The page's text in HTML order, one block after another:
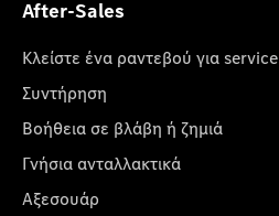
After-Sales
Κλείστε ένα ραντεβού για service
Συντήρηση
Βοήθεια σε βλάβη ή ζημιά
Γνήσια ανταλλακτικά
Αξεσουάρ